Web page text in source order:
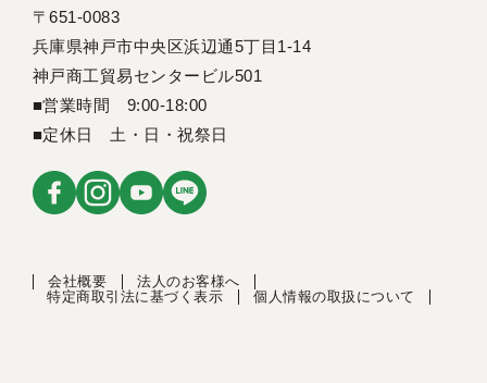
〒651-0083
兵庫県神戸市中央区浜辺通5丁目1-14
神戸商工貿易センタービル501
■営業時間 9:00-18:00
■定休日 土・日・祝祭日
会社概要
法人のお客様へ
特定商取引法に基づく表示
個人情報の取扱について